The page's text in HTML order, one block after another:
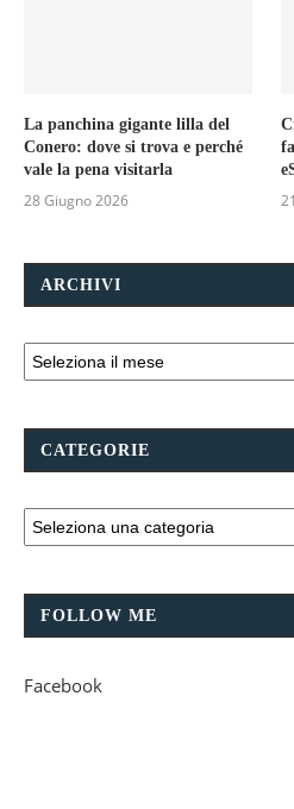
La panchina gigante lilla del
Conero: dove si trova e perché
vale la pena visitarla
28 Giugno 2026
ARCHIVI
CATEGORIE
FOLLOW ME
Facebook